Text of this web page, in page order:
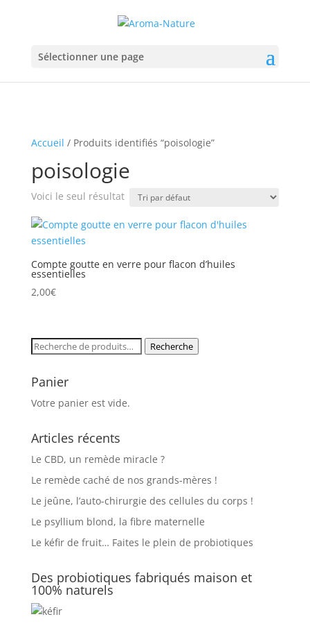
Sélectionner une page
Accueil / Produits identifiés “poisologie”
poisologie
Voici le seul résultat
Compte goutte en verre pour flacon d’huiles
essentielles
2,00€
Recherche
Recherche
Panier
Votre panier est vide.
Articles récents
Le CBD, un remède miracle ?
Le remède caché de nos grands-mères !
Le jeûne, l’auto-chirurgie des cellules du corps !
Le psyllium blond, la fibre maternelle
Le kéfir de fruit… Faites le plein de probiotiques
Des probiotiques fabriqués maison et
100% naturels